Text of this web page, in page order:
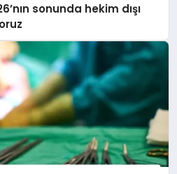
sonunda hekim dışı